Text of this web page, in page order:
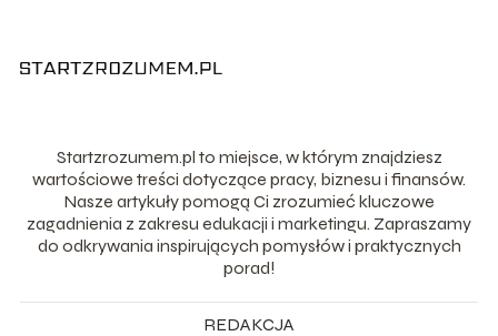
Startzrozumem.pl to miejsce, w którym znajdziesz
wartościowe treści dotyczące pracy, biznesu i finansów.
Nasze artykuły pomogą Ci zrozumieć kluczowe
zagadnienia z zakresu edukacji i marketingu. Zapraszamy
do odkrywania inspirujących pomysłów i praktycznych
porad!
REDAKCJA